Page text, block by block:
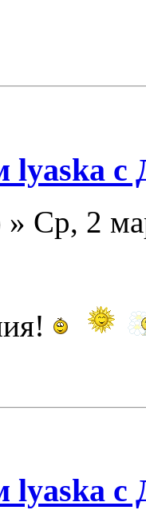
lyaska с
» Ср, 2
lyaska с